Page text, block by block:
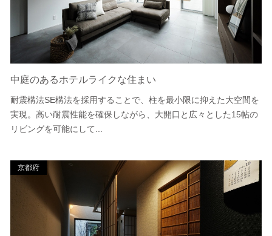
中庭のあるホテルライクな住まい
耐震構法SE構法を採用することで、柱を最小限に抑えた大空間を
実現。高い耐震性能を確保しながら、大開口と広々とした15帖の
リビングを可能にして...
京都府